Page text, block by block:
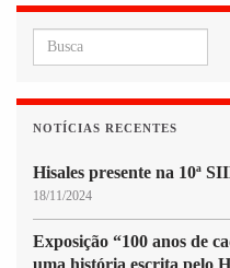
Search for:
NOTÍCIAS RECENTES
Hisales presente na 10ª
18/11/2024
Exposição “100 anos de